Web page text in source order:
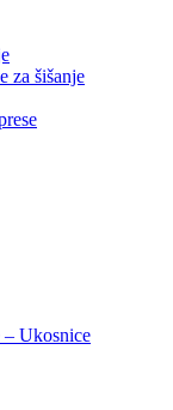
za šišanje
– Ukosnice